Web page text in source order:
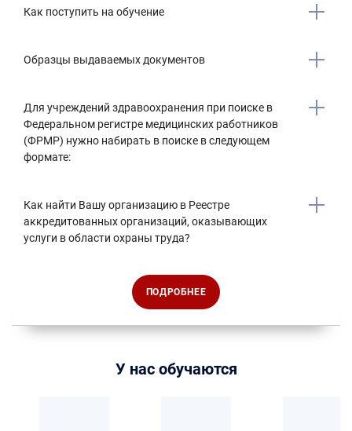
Как поступить на обучение
Образцы выдаваемых документов
Для учреждений здравоохранения при поиске в
Федеральном регистре медицинских работников
(ФРМР) нужно набирать в поиске в следующем
формате:
Как найти Вашу организацию в Реестре
аккредитованных организаций, оказывающих
услуги в области охраны труда?
ПОДРОБНЕЕ
У нас обучаются